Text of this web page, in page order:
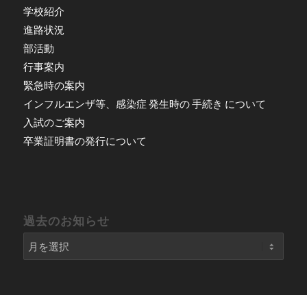
学校紹介
進路状況
部活動
行事案内
緊急時の案内
インフルエンザ等、感染症 発生時の 手続き について
入試のご案内
卒業証明書の発行について
過去のお知らせ